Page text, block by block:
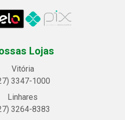
Lojas
Vitória
3347-1000
Linhares
3264-8383